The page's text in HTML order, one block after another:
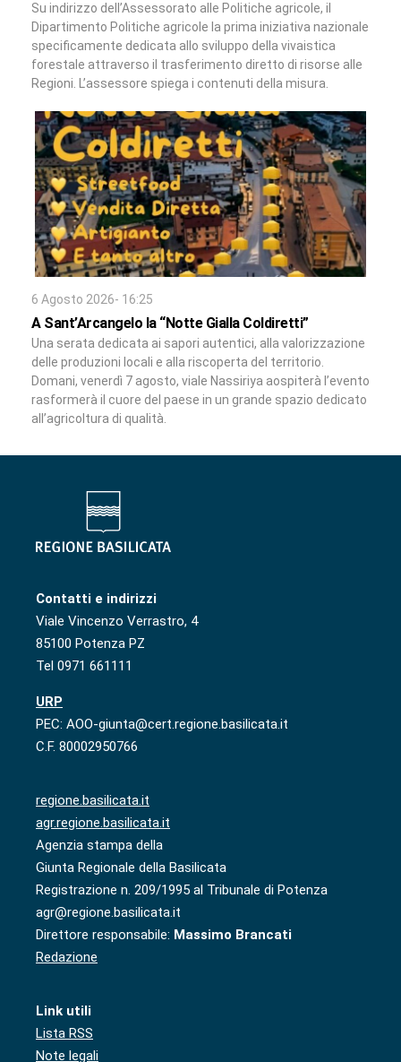
Su indirizzo dell’Assessorato alle Politiche agricole, il
Dipartimento Politiche agricole la prima iniziativa nazionale
specificamente dedicata allo sviluppo della vivaistica
forestale attraverso il trasferimento diretto di risorse alle
Regioni. L’assessore spiega i contenuti della misura.
6 Agosto 2026- 16:25
A Sant’Arcangelo la “Notte Gialla Coldiretti”
Una serata dedicata ai sapori autentici, alla valorizzazione
delle produzioni locali e alla riscoperta del territorio.
Domani, venerdì 7 agosto, viale Nassiriya aospiterà l’evento
rasformerà il cuore del paese in un grande spazio dedicato
all’agricoltura di qualità.
Contatti e indirizzi
Viale Vincenzo Verrastro, 4
85100 Potenza PZ
Tel 0971 661111
URP
PEC: AOO-giunta@cert.regione.basilicata.it
C.F. 80002950766
regione.basilicata.it
agr.regione.basilicata.it
Agenzia stampa della
Giunta Regionale della Basilicata
Registrazione n. 209/1995 al Tribunale di Potenza
agr@regione.basilicata.it
Direttore responsabile: Massimo Brancati
Redazione
Link utili
Lista RSS
Note legali